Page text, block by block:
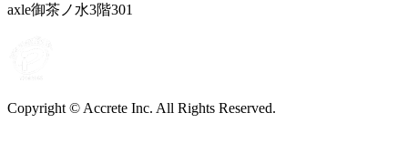
axle御茶ノ水3階301
Copyright © Accrete Inc. All Rights Reserved.